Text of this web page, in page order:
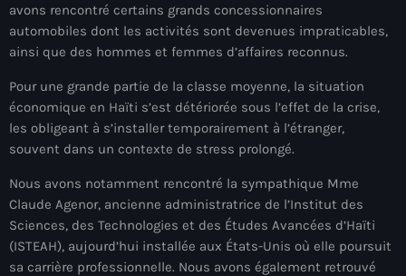
Albanie
Alexandre Grand’Pierre
Alexandre Pétion
Alexandre Pierre
Algérie
Alimentation
Aljany Narcius writer
Allemagne
avons rencontré certains grands concessionnaires
automobiles dont les activités sont devenues impraticables,
ainsi que des hommes et femmes d’affaires reconnus.
Pour une grande partie de la classe moyenne, la situation
économique en Haïti s’est détériorée sous l’effet de la crise,
les obligeant à s’installer temporairement à l’étranger,
souvent dans un contexte de stress prolongé.
Nous avons notamment rencontré la sympathique Mme
Claude Agenor, ancienne administratrice de l’Institut des
Sciences, des Technologies et des Études Avancées d’Haïti
(ISTEAH), aujourd’hui installée aux États-Unis où elle poursuit
sa carrière professionnelle. Nous avons également retrouvé